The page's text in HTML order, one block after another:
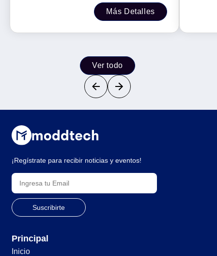
J, P/N ERV-6-012, Clavija de salida
Más Detalles
Ver todo
¡Regístrate para recibir noticias y eventos!
Principal
Inicio